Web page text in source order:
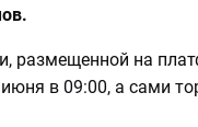
размещенной на
в 09:00, а сами